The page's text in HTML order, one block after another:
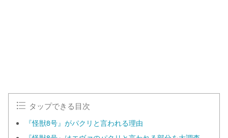
タップできる目次
『怪獣8号』がパクリと言われる理由